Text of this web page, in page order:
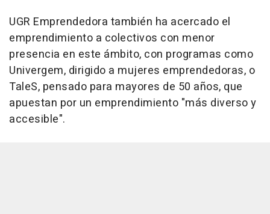
UGR Emprendedora también ha acercado el
emprendimiento a colectivos con menor
presencia en este ámbito, con programas como
Univergem, dirigido a mujeres emprendedoras, o
TaleS, pensado para mayores de 50 años, que
apuestan por un emprendimiento "más diverso y
accesible".